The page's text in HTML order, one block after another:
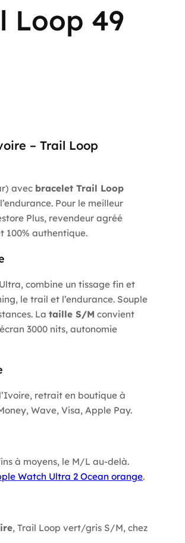
Loop 49
– Trail Loop
avec bracelet Trail Loop
Pour le meilleur
Plus, revendeur agréé
100% authentique.
combine un tissage fin et
le trail et l’endurance. Souple
Lataille S/M convient
3000 nits, autonomie
retrait en boutique à
Wave, Visa, Apple Pay.
à moyens, le M/L au-delà.
Watch Ultra 2 Ocean orange.
, Trail Loop vert/gris S/M, chez